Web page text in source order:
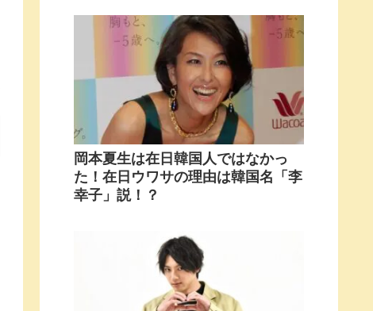
岡本夏生は在日韓国人ではなかっ
た！在日ウワサの理由は韓国名「李
幸子」説！？